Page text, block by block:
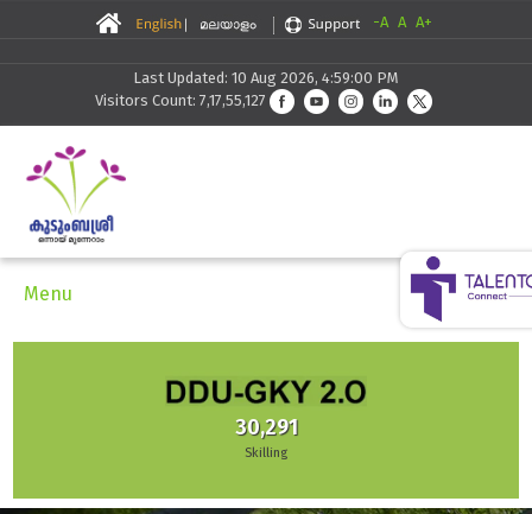
-A A A+
Last Updated: 10 Aug 2026, 4:59:00 PM
Visitors Count: 7,17,55,127
Menu
30,291
Skilling